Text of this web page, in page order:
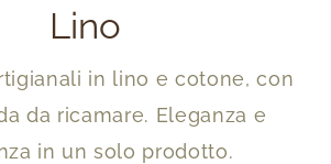
Lino
in lino e cotone, con
da ricamare. Eleganza e
in un solo prodotto.